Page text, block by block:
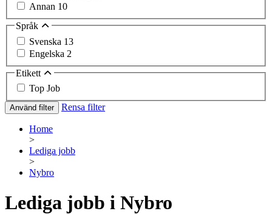
Annan 10
Språk
Svenska 13
Engelska 2
Etikett
Top Job
Använd filter Rensa filter
Home
>
Lediga jobb
>
Nybro
Lediga jobb i Nybro